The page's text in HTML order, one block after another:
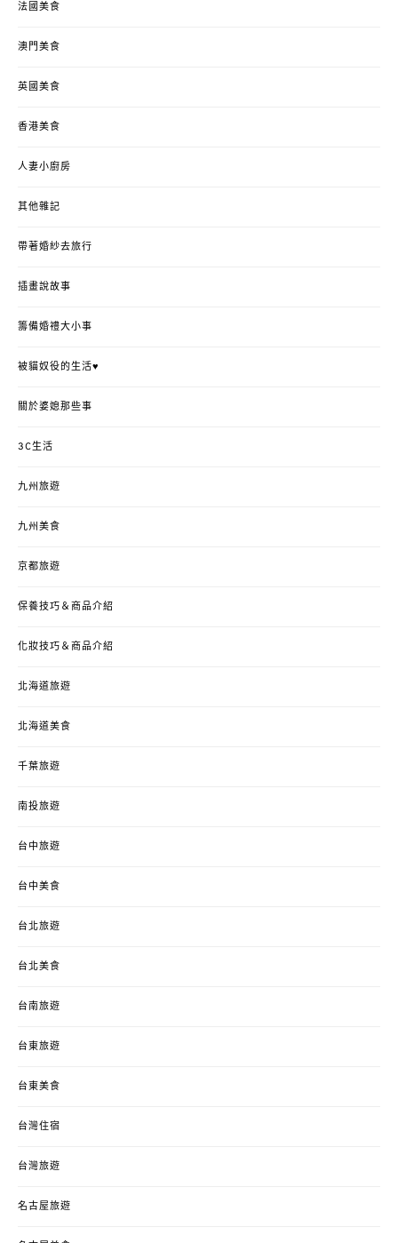
法國美食
澳門美食
英國美食
香港美食
人妻小廚房
其他雜記
帶著婚紗去旅行
插畫說故事
籌備婚禮大小事
被貓奴役的生活♥
關於婆媳那些事
3C生活
九州旅遊
九州美食
京都旅遊
保養技巧＆商品介紹
化妝技巧＆商品介紹
北海道旅遊
北海道美食
千葉旅遊
南投旅遊
台中旅遊
台中美食
台北旅遊
台北美食
台南旅遊
台東旅遊
台東美食
台灣住宿
台灣旅遊
名古屋旅遊